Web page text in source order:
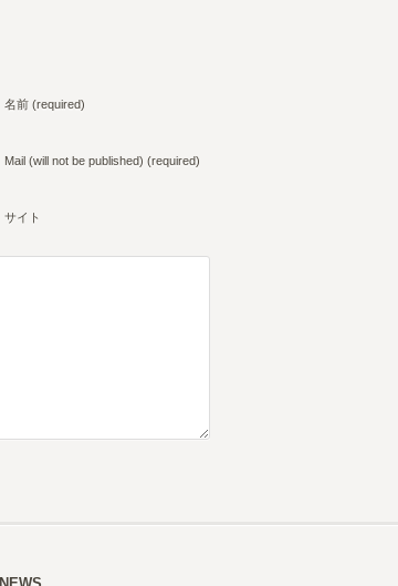
名前 (required)
Mail (will not be published) (required)
サイト